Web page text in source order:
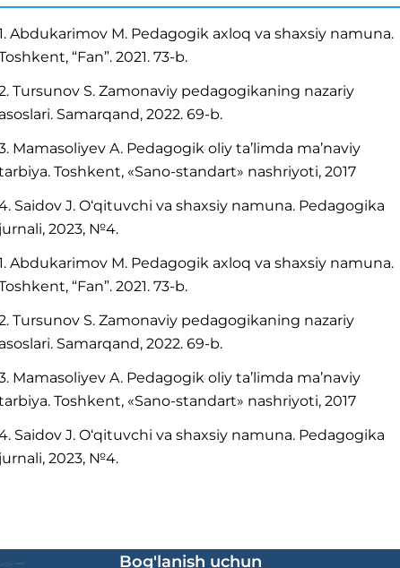
Abdukarimov M. Pedagogik axloq va shaxsiy namuna.
“Fan”. 2021. 73-b.
Tursunov S. Zamonaviy pedagogikaning nazariy
asoslari. Samarqand, 2022. 69-b.
Mamasoliyev A. Pedagogik oliy ta’limda ma’naviy
Toshkent, «Sano-standart» nashriyoti, 2017
Saidov J. O‘qituvchi va shaxsiy namuna. Pedagogika
jurnali, 2023, №4.
Abdukarimov M. Pedagogik axloq va shaxsiy namuna.
“Fan”. 2021. 73-b.
Tursunov S. Zamonaviy pedagogikaning nazariy
asoslari. Samarqand, 2022. 69-b.
Mamasoliyev A. Pedagogik oliy ta’limda ma’naviy
Toshkent, «Sano-standart» nashriyoti, 2017
Saidov J. O‘qituvchi va shaxsiy namuna. Pedagogika
jurnali, 2023, №4.
Bog'lanish uchun